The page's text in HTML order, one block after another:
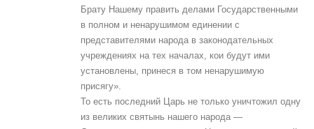
Брату Нашему править делами Государственными
в полном и ненарушимом единении с
представителями народа в законодательных
учреждениях на тех началах, кои будут ими
установлены, принеся в том ненарушимую
присягу».
То есть последний Царь не только уничтожил одну
из великих святынь нашего народа —